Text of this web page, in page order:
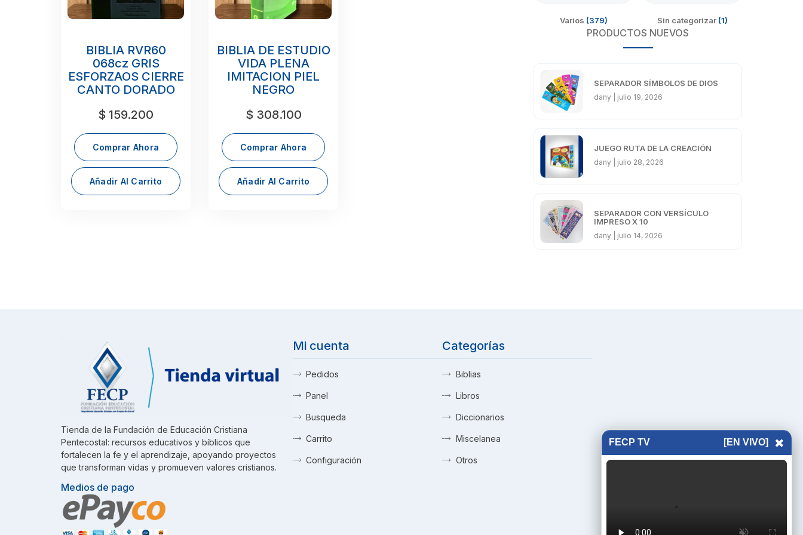
FECP TV [EN VIVO] ×
BIBLIA RVR60
068cz GRIS
ESFORZAOS CIERRE
CANTO DORADO
$ 159.200
Comprar Ahora
Añadir Al Carrito
BIBLIA DE ESTUDIO
VIDA PLENA
IMITACION PIEL
NEGRO
$ 308.100
Comprar Ahora
Añadir Al Carrito
Varios (379) Sin categorizar (1)
PRODUCTOS NUEVOS
SEPARADOR SÍMBOLOS DE DIOS
dany julio 19, 2026
JUEGO RUTA DE LA CREACIÓN
dany julio 28, 2026
SEPARADOR CON VERSÍCULO
IMPRESO X 10
dany julio 14, 2026
Tienda de la Fundación de Educación Cristiana
Pentecostal: recursos educativos y bíblicos que
fortalecen la fe y el aprendizaje, apoyando proyectos
que transforman vidas y promueven valores cristianos.
Medios de pago
Mi cuenta
Pedidos
Panel
Busqueda
Carrito
Configuración
Categorías
Biblias
Libros
Diccionarios
Miscelanea
Otros